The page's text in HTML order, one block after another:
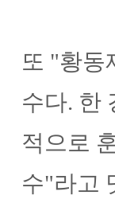
또 "황동
수다. 한
적으로
수"라고